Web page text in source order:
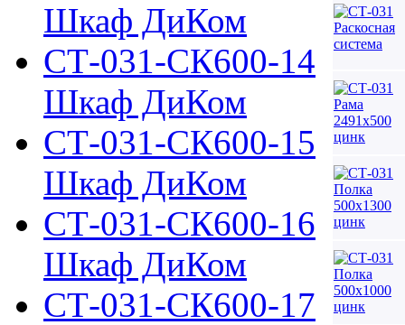
Шкаф ДиКом
СТ-031-СК600-14
Шкаф ДиКом
СТ-031-СК600-15
Шкаф ДиКом
СТ-031-СК600-16
Шкаф ДиКом
СТ-031-СК600-17